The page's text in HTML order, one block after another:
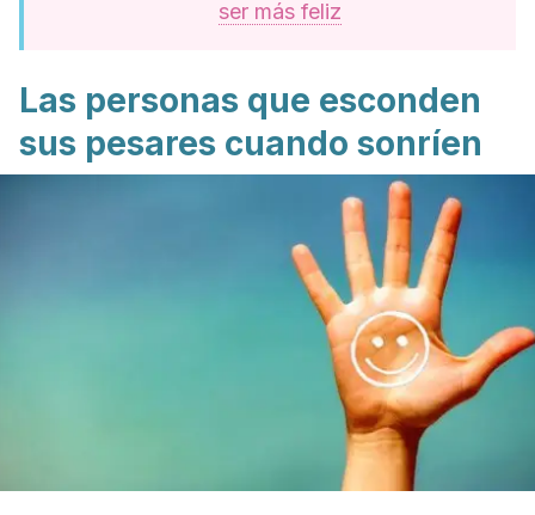
ser más feliz
Las personas que esconden
sus pesares cuando sonríen